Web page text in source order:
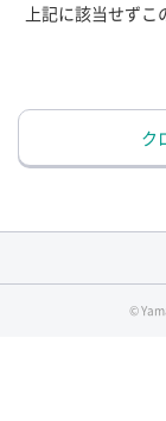
上記に該当せず
ク
©